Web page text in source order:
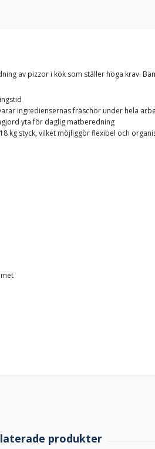
av pizzor i kök som ställer höga krav.
ingrediensernas fräschör under hela
yta för daglig matberedning
kg styck, vilket möjliggör flexibel och